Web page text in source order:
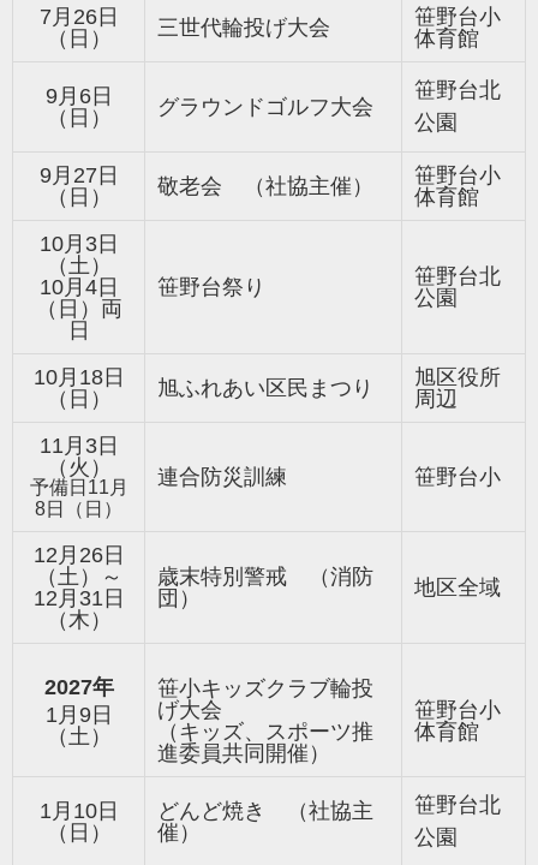
7月26日
（日）
三世代輪投げ大会
笹野台小
体育館
9月6日
（日）
グラウンドゴルフ大会
笹野台北
公園
9月27日
（日）
敬老会 （社協主催）
笹野台小
体育館
10月3日
（土）
10月4日
（日）両
日
笹野台祭り
笹野台北
公園
10月18日
（日）
旭ふれあい区民まつり
旭区役所
周辺
11月3日
（火）
予備日11月
8日（日）
連合防災訓練 笹野台小
12月26日
（土 ）～
12月31日
（木）
歳末特別警戒 （消防
団 ） 地区全域
2027年
1月9日
（ 土 ）
笹小キッズクラブ輪投
げ大会
（キッズ、スポーツ推
進委員共同開催）
笹野台小
体育館
1月10日
（ 日 ）
どんど焼き （社協主
催）
笹野台北
公園